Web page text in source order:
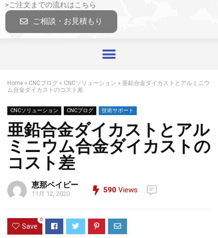
>ご注文までの流れはこちら
ご相談・お見積もり
Home » CNCブログ » CNCソリューション » 亜鉛合金ダイカストとアルミニウ
ム合金ダイカストのコスト差
CNCソリューション CNCブログ 技術サポート
亜鉛合金ダイカストとアル
ミニウム合金ダイカストの
コスト差
恵那ベイビー
11月 12, 2020 590 Views
Save
0